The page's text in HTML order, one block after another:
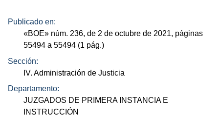
Publicado en:
«BOE» núm. 236, de 2 de octubre de 2021, páginas
55494 a 55494 (1 pág.)
Sección:
IV. Administración de Justicia
Departamento:
JUZGADOS DE PRIMERA INSTANCIA E
INSTRUCCIÓN